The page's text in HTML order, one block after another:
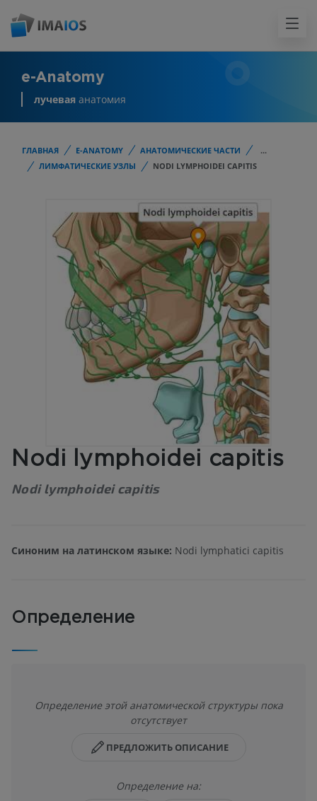
e-Anatomy
лучевая анатомия
ГЛАВНАЯ E-ANATOMY АНАТОМИЧЕСКИЕ ЧАСТИ
...
ЛИМФАТИЧЕСКИЕ УЗЛЫ
NODI LYMPHOIDEI CAPITIS
Nodi lymphoidei capitis
Nodi lymphoidei capitis
Синоним на латинском языке: Nodi lymphatici capitis
Определение
Определение этой анатомической структуры пока
отсутствует
ПРЕДЛОЖИТЬ ОПИСАНИЕ
Определение на: